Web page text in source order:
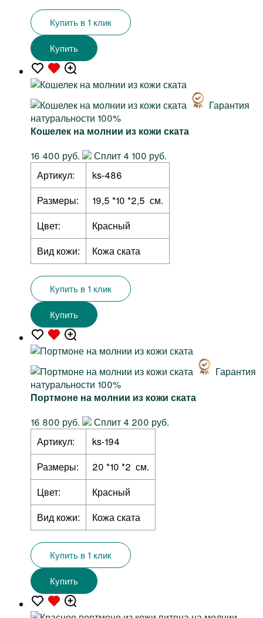
Купить в 1 клик
Купить
Гарантия
натуральности 100%
Кошелек на молнии из кожи ската
16 400 руб.
Сплит 4 100 руб.
Артикул:
ks-486
Размеры:
19,5 *10 *2,5 см.
Цвет:
Красный
Вид кожи:
Кожа ската
Купить в 1 клик
Купить
Гарантия
натуральности 100%
Портмоне на молнии из кожи ската
16 800 руб.
Сплит 4 200 руб.
Артикул:
ks-194
Размеры:
20 *10 *2 см.
Цвет:
Красный
Вид кожи:
Кожа ската
Купить в 1 клик
Купить